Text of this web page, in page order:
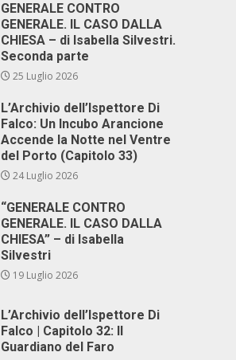
GENERALE CONTRO
GENERALE. IL CASO DALLA
CHIESA – di Isabella Silvestri.
Seconda parte
25 Luglio 2026
L’Archivio dell’Ispettore Di
Falco: Un Incubo Arancione
Accende la Notte nel Ventre
del Porto (Capitolo 33)
24 Luglio 2026
“GENERALE CONTRO
GENERALE. IL CASO DALLA
CHIESA” – di Isabella
Silvestri
19 Luglio 2026
L’Archivio dell’Ispettore Di
Falco | Capitolo 32: Il
Guardiano del Faro